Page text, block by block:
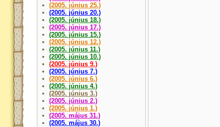
(2005. június 25.)
(2005. június 20.)
(2005. június 18.)
(2005. június 17.)
(2005. június 15.)
(2005. június 12.)
(2005. június 11.)
(2005. június 10.)
(2005. június 9.)
(2005. június 7.)
(2005. június 6.)
(2005. június 4.)
(2005. június 3.)
(2005. június 2.)
(2005. június 1.)
(2005. május 31.)
(2005. május 30.)